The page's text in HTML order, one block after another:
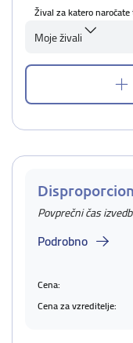
Žival za katero
Moje živali
Povprečni čas
Podrobno
Cena:
Cena za vzreditelje: